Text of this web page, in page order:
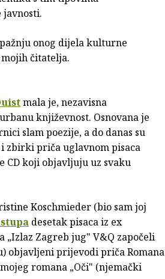
onog dijela kulturne
čitatelja.
mala je, nezavisna
književnost. Osnovana je
slam poezije, a do danas su
zbirki priča uglavnom pisaca
CD koji objavljuju uz svaku
Koschmieder (bio sam joj
desetak pisaca iz ex
„Izlaz Zagreb jug" V&Q započeli
objavljeni prijevodi priča Romana
romana „Oči" (njemački